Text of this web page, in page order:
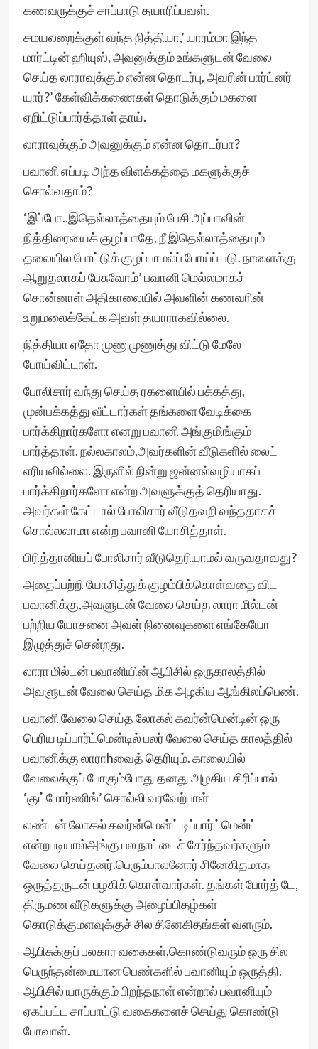
கணவருக்குச் சாப்பாடு தயாரிப்பவள்.
சமயலறைக்குள் வந்த நித்தியா,’ யாரம்மா இந்த
மார்ட்டின் ஹியுஸ், அவனுக்கும் உங்களுடன் வேலை
செய்த லாராவுக்கும் என்ன தொடர்பு, அவரின் பார்ட்னர்
யார்?’ கேள்விக்கணைகள் தொடுக்கும் மகளை
ஏறிட்டுப்பார்த்தாள் தாய்.
லாராவுக்கும் அவனுக்கும் என்ன தொடர்பா?
பவானி எப்படி அந்த விளக்கத்தை மகளுக்குச்
சொல்வதாம்?
‘இப்போ..இதெல்லாத்தையும் பேசி அப்பாவின்
நித்திரையைக் குழப்பாதே, நீ இதெல்லாத்தையும்
தலையில போட்டுக் குழப்பாமல்ப் போய்ப் படு. நாளைக்கு
ஆறுதலாகப் பேசுவோம்’ பவானி மெல்லமாகச்
சொன்னாள் அதிகாலையில் அவளின் கணவரின்
உறுமலைக்கேட்க அவள் தயாராகவில்லை.
நித்தியா ஏதோ முணுமுணுத்து விட்டு மேலே
போய்விட்டாள்.
போலிசார் வந்து செய்த ரகளையில் பக்கத்து,
முன்பக்கத்து வீட்டார்கள் தங்களை வேடிக்கை
பார்க்கிறார்களோ எனறு பவானி அங்குமிங்கும்
பார்த்தாள். நல்லகாலம்,அவர்களின் வீடுகளில் லைட்
எரியவில்லை. இருளில் நின்று ஜன்னல்வழியாகப்
பார்க்கிறார்களோ என்ற அவளுக்குத் தெரியாது.
அவர்கள் கேட்டால் போலிசார் வீடுதவறி வந்ததாகச்
சொல்லலாமா என்ற பவானி யோசித்தாள்.
பிரித்தானியப் போலிசார் வீடுதெரியாமல் வருவதாவது?
அதைப்பற்றி யோசித்துக் குழம்பிக்கொள்வதை விட
பவானிக்கு,அவளுடன் வேலை செய்த லாரா மில்டன்
பற்றிய யோசனை அவள் நினைவுகளை எங்கேயோ
இழுத்துச் சென்றது.
லாரா மில்டன் பவானியின் ஆபிசில் ஒருகாலத்தில்
அவளுடன் வேலை செய்த மிக அழகிய ஆங்கிலப்பெண்.
பவானி வேலை செய்த லோகல் கவர்ன்மென்டின் ஒரு
பெரிய டிப்பார்ட்மென்டில் பலர் வேலை செய்த காலத்தில்
பவானிக்கு லாராhவைத் தெரியும். காலையில்
வேலைக்குப் போகும்போது தனது அழகிய சிரிப்பால்
‘குட்மோர்ணிங்’ சொல்லி வரவேற்பாள்
லண்டன் லோகல் கவர்ன்மென்ட் டிப்பார்ட்மென்ட்
என்றபடியால்அங்கு பல நாட்டைச் சேர்ந்தவர்களும்
வேலை செய்தனர்.பெரும்பாலனோர் சினேகிதமாக
ஒருத்தருடன் பழகிக் கொள்வார்கள். தங்கள் போர்த் டே,
திருமண வீடுகளுக்கு அழைப்பிதழ்கள்
கொடுக்குமளவுக்குச் சில சினேகிதங்கள் வளரும்.
ஆபிசுக்குப் பலகார வகைகள்,கொண்டுவரும் ஒரு சில
பெருந்தன்மையான பெண்களில் பவானியும் ஒருத்தி.
ஆபிசில் யாருக்கும் பிறந்தநாள் என்றால் பவானியும்
ஏகப்பட்ட சாப்பாட்டு வகைகளைச் செய்து கொண்டு
போவாள்.